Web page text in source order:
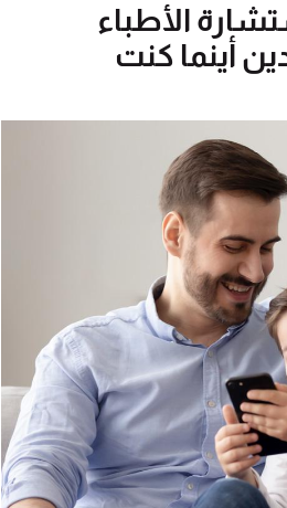
الأطباء
أينما كنت